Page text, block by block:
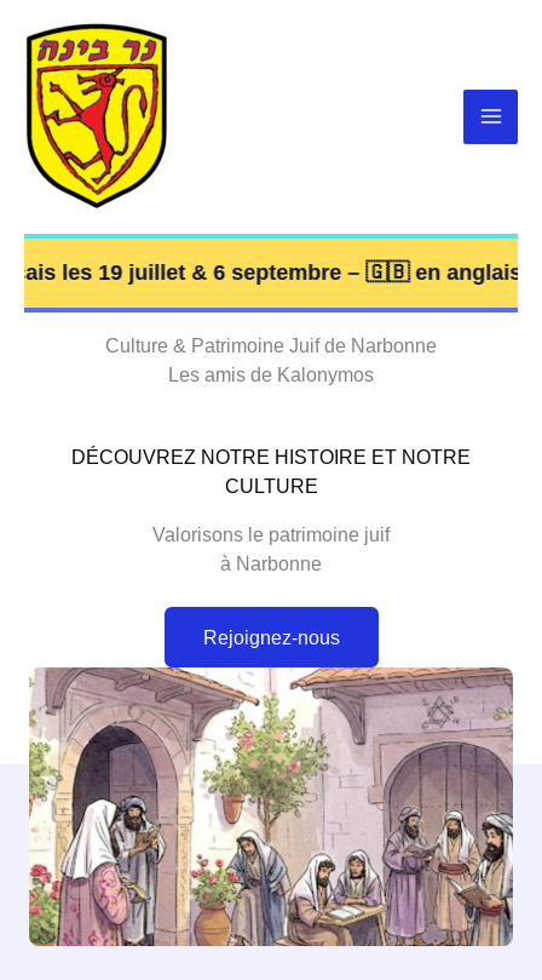
contenu
Visites guidées en français les 19 juillet et 6
les 19 juillet & 6 septembre – 🇬🇧 en anglais les
Culture & Patrimoine Juif de Narbonne
Les amis de Kalonymos
DÉCOUVREZ NOTRE HISTOIRE ET NOTRE
CULTURE
Valorisons le patrimoine juif
à Narbonne
Rejoignez-nous